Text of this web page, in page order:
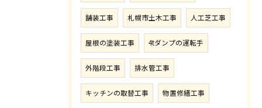
舗装工事 札幌市土木工事 人工芝工事
屋根の塗装工事 4tダンプの運転手
外階段工事 排水管工事
キッチンの取替工事 物置修繕工事